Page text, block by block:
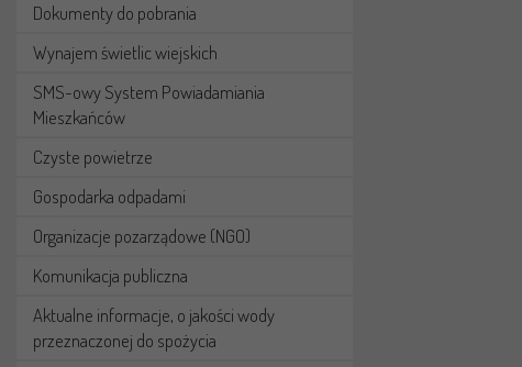
Dokumenty do pobrania
Wynajem świetlic wiejskich
SMS-owy System Powiadamiania
Mieszkańców
Czyste powietrze
Gospodarka odpadami
Organizacje pozarządowe (NGO)
Komunikacja publiczna
Aktualne informacje, o jakości wody
przeznaczonej do spożycia